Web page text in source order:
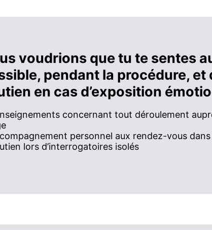
voudrions que tu te sentes
pendant la procédure, et
en cas d’exposition
concernant tout déroulement
personnel aux rendez-vous
lors d’interrogatoires isolés